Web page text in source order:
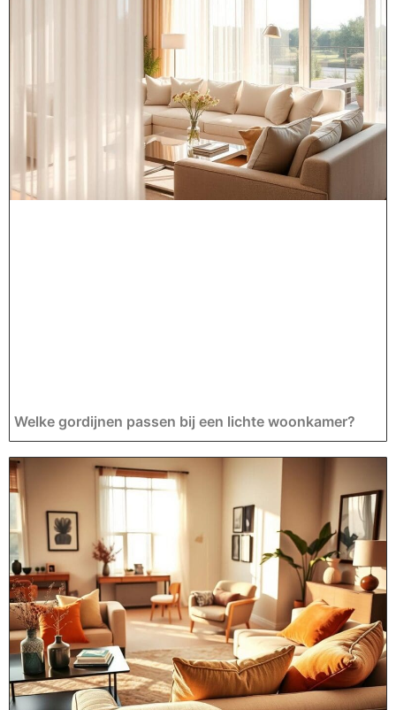
Welke gordijnen passen bij een lichte woonkamer?